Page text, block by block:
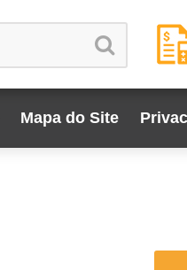
Mapa do Site